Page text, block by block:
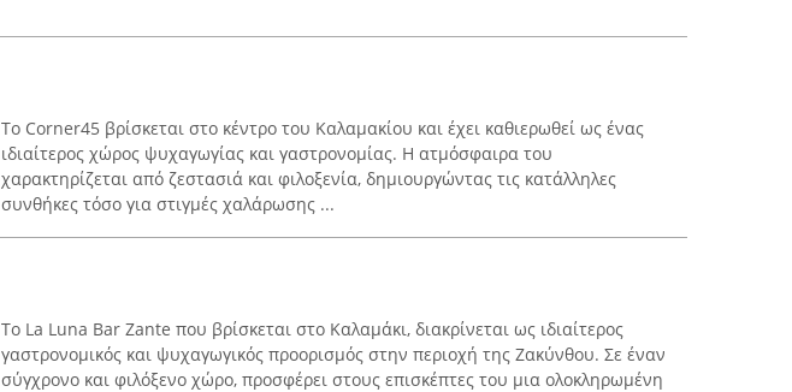
Το Corner45 βρίσκεται στο κέντρο του Καλαμακίου και έχει καθιερωθεί ως ένας
ιδιαίτερος χώρος ψυχαγωγίας και γαστρονομίας. Η ατμόσφαιρα του
χαρακτηρίζεται από ζεστασιά και φιλοξενία, δημιουργώντας τις κατάλληλες
συνθήκες τόσο για στιγμές χαλάρωσης ...
Το La Luna Bar Zante που βρίσκεται στο Καλαμάκι, διακρίνεται ως ιδιαίτερος
γαστρονομικός και ψυχαγωγικός προορισμός στην περιοχή της Ζακύνθου. Σε έναν
σύγχρονο και φιλόξενο χώρο, προσφέρει στους επισκέπτες του μια ολοκληρωμένη